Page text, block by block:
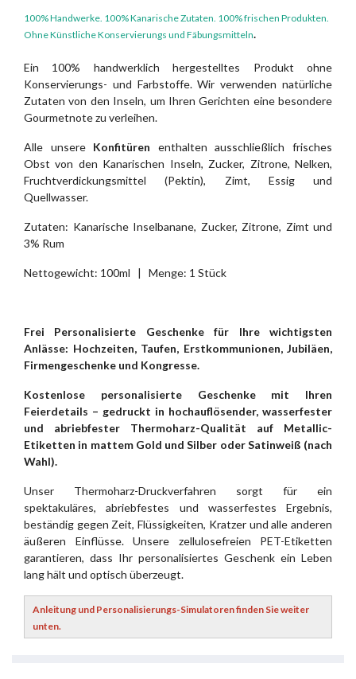
100% Handwerke. 100% Kanarische Zutaten. 100% frischen Produkten.
Ohne Künstliche Konservierungs und Fäbungsmitteln.
Ein 100% handwerklich hergestelltes Produkt ohne
Konservierungs- und Farbstoffe. Wir verwenden natürliche
Zutaten von den Inseln, um Ihren Gerichten eine besondere
Gourmetnote zu verleihen.
Alle unsereKonfitüren enthalten ausschließlich frisches
Obst von den Kanarischen Inseln, Zucker, Zitrone, Nelken,
Fruchtverdickungsmittel (Pektin), Zimt, Essig und
Quellwasser.
Zutaten: Kanarische Inselbanane, Zucker, Zitrone, Zimt und
3% Rum
Nettogewicht: 100ml | Menge: 1 Stück
Frei Personalisierte Geschenke für Ihre wichtigsten
Anlässe: Hochzeiten, Taufen, Erstkommunionen, Jubiläen,
Firmengeschenke und Kongresse.
Kostenlose personalisierte Geschenke mit Ihren
Feierdetails – gedruckt in hochauflösender, wasserfester
und abriebfester Thermoharz-Qualität auf Metallic-
Etiketten in mattem Gold und Silber oder Satinweiß (nach
Wahl).
Unser Thermoharz-Druckverfahren sorgt für ein
spektakuläres, abriebfestes und wasserfestes Ergebnis,
beständig gegen Zeit, Flüssigkeiten, Kratzer und alle anderen
äußeren Einflüsse. Unsere zellulosefreien PET-Etiketten
garantieren, dass Ihr personalisiertes Geschenk ein Leben
lang hält und optisch überzeugt.
Anleitung und Personalisierungs-Simulatoren finden Sie weiter
unten.